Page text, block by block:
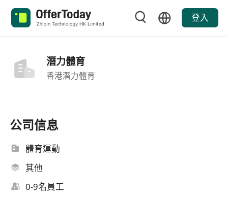
登入
潛力體育
香港潛力體育
公司信息
體育運動
其他
0-9名員工